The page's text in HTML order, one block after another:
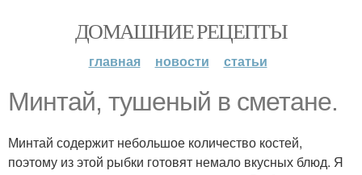
ДОМАШНИЕ РЕЦЕПТЫ
главная новости статьи
Минтай, тушеный в сметане.
Минтай содержит небольшое количество костей,
поэтому из этой рыбки готовят немало вкусных блюд. Я